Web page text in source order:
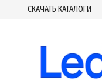
СКАЧАТЬ КАТАЛОГИ